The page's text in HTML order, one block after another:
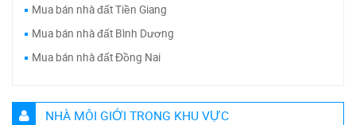
Mua bán nhà đất Tiền Giang
Mua bán nhà đất Bình Dương
Mua bán nhà đất Đồng Nai
NHÀ MÔI GIỚI TRONG KHU VỰC